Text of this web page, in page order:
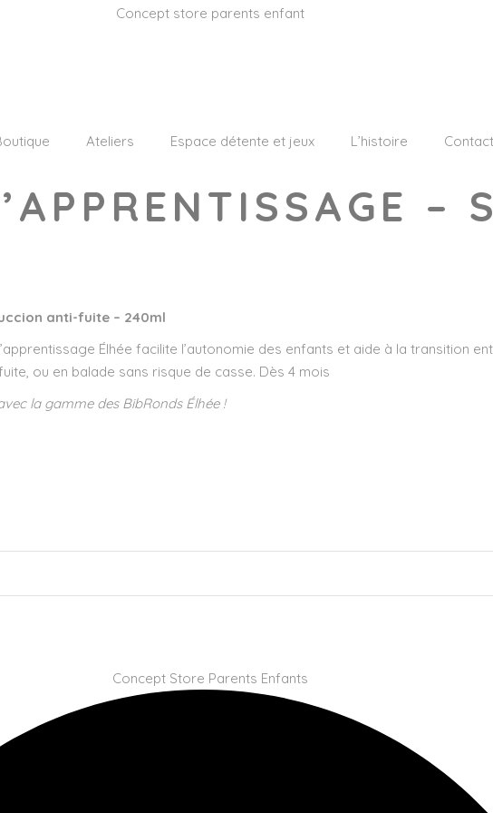
Ateliers Espace détente et jeux L’histoire Contact
–
anti-fuite – 240ml
Élhée facilite l’autonomie des enfants et aide à la transition
ou en balade sans risque de casse. Dès 4 mois
la gamme des BibRonds Élhée !